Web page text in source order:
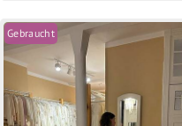
Gebraucht